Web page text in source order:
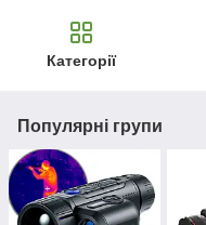
Категорії
Популярні групи